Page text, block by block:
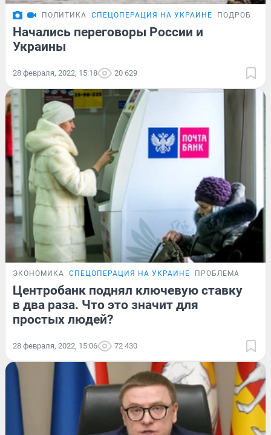
ПОЛИТИКА СПЕЦОПЕРАЦИЯ НА УКРАИНЕ
Начались переговоры России и
Украины
28 февраля, 2022, 15:18 20 629
ЭКОНОМИКА СПЕЦОПЕРАЦИЯ НА УКРАИНЕ ПРОБЛЕМА
Центробанк поднял ключевую ставку
в два раза. Что это значит для
простых людей?
28 февраля, 2022, 15:06 72 430